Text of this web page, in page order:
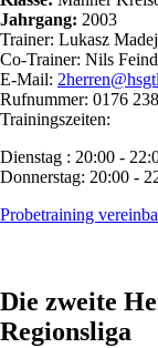
Jahrgang: 2003
Trainer: Lukasz
Co-Trainer: Nils
E-Mail:
Rufnummer: 0176
Trainingszeiten:
Dienstag : 20:00 -
Donnerstag: 20:00 -
Probetraining
Die zweite
Regionsliga